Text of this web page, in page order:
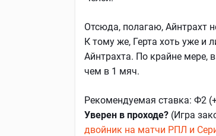
Отсюда, полагаю, Айнтрахт
К тому же, Герта хоть уже и
Айнтрахта. По крайне мере,
чем в 1 мяч.
Рекомендуемая ставка: Ф2
Уверен в проходе? (Игра
двойник на матчи РПЛ и